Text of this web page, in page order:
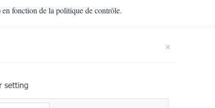
fonction de la politique de contrôle.